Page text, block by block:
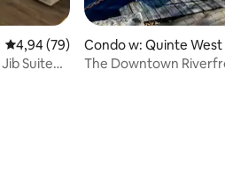
Średnia ocena: 4,94 na 5, liczba
4,94 (79)
Suite
Condo w: Quinte West
The Downtown